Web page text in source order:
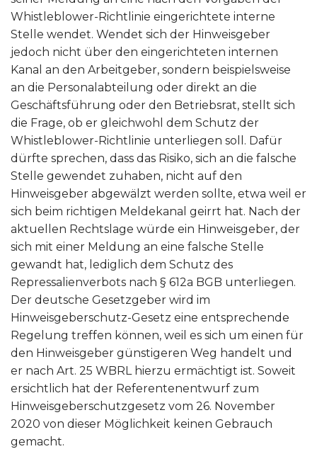
Whistleblower-Richtlinie eingerichtete interne
Stelle wendet. Wendet sich der Hinweisgeber
jedoch nicht über den eingerichteten internen
Kanal an den Arbeitgeber, sondern beispielsweise
an die Personalabteilung oder direkt an die
Geschäftsführung oder den Betriebsrat, stellt sich
die Frage, ob er gleichwohl dem Schutz der
Whistleblower-Richtlinie unterliegen soll. Dafür
dürfte sprechen, dass das Risiko, sich an die falsche
Stelle gewendet zuhaben, nicht auf den
Hinweisgeber abgewälzt werden sollte, etwa weil er
sich beim richtigen Meldekanal geirrt hat. Nach der
aktuellen Rechtslage würde ein Hinweisgeber, der
sich mit einer Meldung an eine falsche Stelle
gewandt hat, lediglich dem Schutz des
Repressalienverbots nach § 612a BGB unterliegen.
Der deutsche Gesetzgeber wird im
Hinweisgeberschutz-Gesetz eine entsprechende
Regelung treffen können, weil es sich um einen für
den Hinweisgeber günstigeren Weg handelt und
er nach Art. 25 WBRL hierzu ermächtigt ist. Soweit
ersichtlich hat der Referentenentwurf zum
Hinweisgeberschutzgesetz vom 26. November
2020 von dieser Möglichkeit keinen Gebrauch
gemacht.